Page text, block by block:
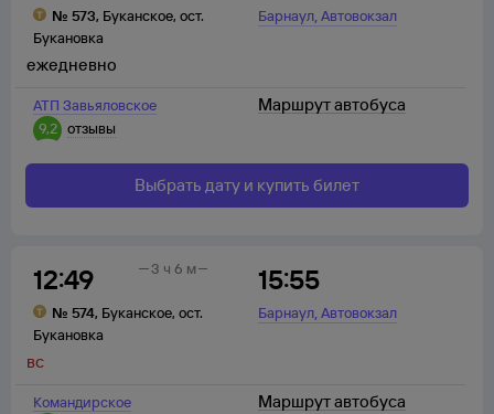
№ 573, Буканское, ост.
Букановка
Барнаул,Автовокзал
АТП Завьяловское
9,2 отзывы
ежедневно
Маршрут автобуса
Выбрать дату и купить билет
12:49
№ 574, Буканское, ост.
Букановка
15:55
Барнаул,Автовокзал
3 ч 6 м
Командирское
вс
Маршрут автобуса